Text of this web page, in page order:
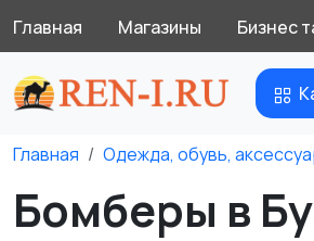
Главная Магазины Бизнес
Главная Одежда, обувь,
Бомберы в